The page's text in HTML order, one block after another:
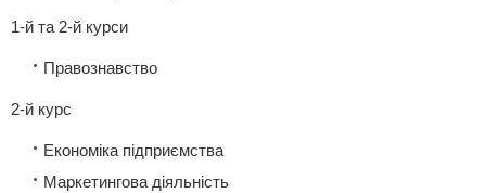
1-й та 2-й курси
Правознавство
2-й курс
Економіка підприємства
Маркетингова діяльність